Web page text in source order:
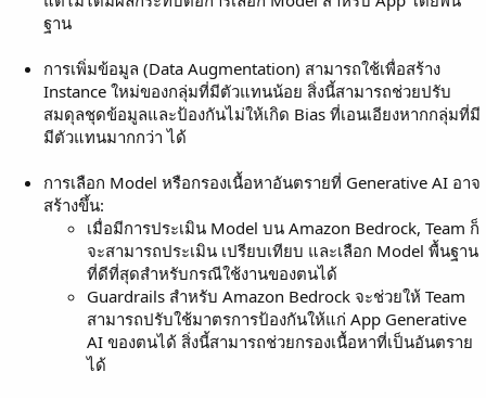
ฐาน
การเพิ่มข้อมูล (Data Augmentation) สามารถใช้เพื่อสร้าง
Instance ใหม่ของกลุ่มที่มีตัวแทนน้อย สิ่งนี้สามารถช่วยปรับ
สมดุลชุดข้อมูลและป้องกันไม่ให้เกิด Bias ที่เอนเอียงหากกลุ่มที่มี
มีตัวแทนมากกว่า ได้
การเลือก Model หรือกรองเนื้อหาอันตรายที่ Generative AI อาจ
สร้างขึ้น:
เมื่อมีการประเมิน Model บน Amazon Bedrock, Team ก็
จะสามารถประเมิน เปรียบเทียบ และเลือก Model พื้นฐาน
ที่ดีที่สุดสำหรับกรณีใช้งานของตนได้
Guardrails สำหรับ Amazon Bedrock จะช่วยให้ Team
สามารถปรับใช้มาตรการป้องกันให้แก่ App Generative
AI ของตนได้ สิ่งนี้สามารถช่วยกรองเนื้อหาที่เป็นอันตราย
ได้